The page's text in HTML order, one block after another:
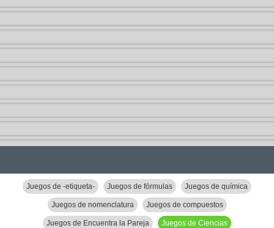
Juegos de -etiqueta- Juegos de fórmulas Juegos de química
Juegos de nomenclatura Juegos de compuestos
Juegos de Encuentra la Pareja Juegos de Ciencias